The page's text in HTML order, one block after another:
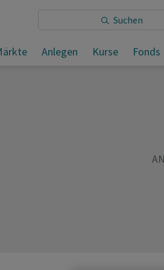
Anlegen Kurse Fonds